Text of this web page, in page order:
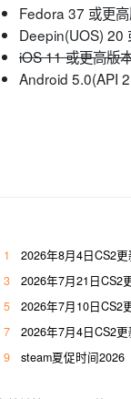
Fedora 37 或更
Deepin(UOS) 20
iOS 11 或更高版
Android 5.0(API
1 2026年8月4日CS2
3
2026年7月21日CS2
5
2026年7月10日CS2
7
2026年7月4日CS2
9
steam夏促时间2026